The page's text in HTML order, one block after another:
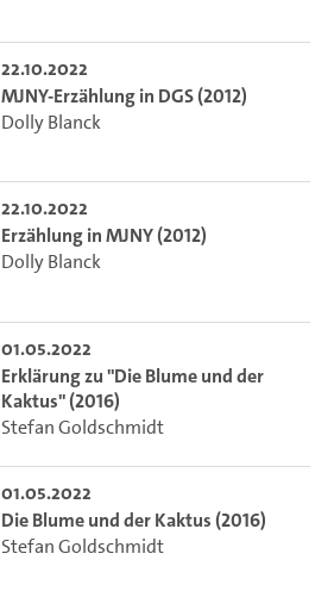
22.10.2022
MJNY-Erzählung in DGS (2012)
Dolly Blanck
22.10.2022
Erzählung in MJNY (2012)
Dolly Blanck
01.05.2022
Erklärung zu "Die Blume und der
Kaktus" (2016)
Stefan Goldschmidt
01.05.2022
Die Blume und der Kaktus (2016)
Stefan Goldschmidt